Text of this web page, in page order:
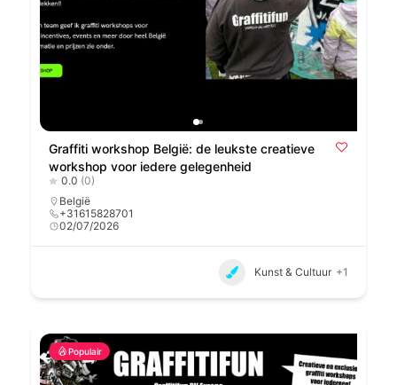
Graffiti workshop België: de leukste creatieve
workshop voor iedere gelegenheid
0.0 (0)
België
+31615828701
02/07/2026
Kunst & Cultuur +1
Populair